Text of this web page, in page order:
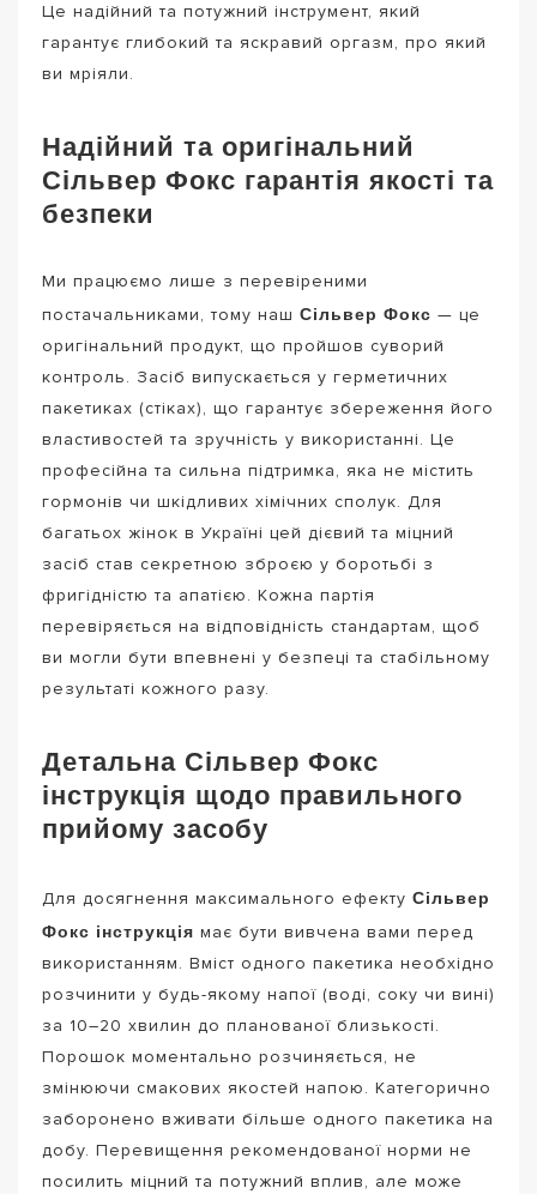
Це надійний та потужний інструмент, який
гарантує глибокий та яскравий оргазм, про який
ви мріяли.
Надійний та оригінальний
Сільвер Фокс гарантія якості та
безпеки
Ми працюємо лише з перевіреними
постачальниками, тому наш Сільвер Фокс — це
оригінальний продукт, що пройшов суворий
контроль. Засіб випускається у герметичних
пакетиках (стіках), що гарантує збереження його
властивостей та зручність у використанні. Це
професійна та сильна підтримка, яка не містить
гормонів чи шкідливих хімічних сполук. Для
багатьох жінок в Україні цей дієвий та міцний
засіб став секретною зброєю у боротьбі з
фригідністю та апатією. Кожна партія
перевіряється на відповідність стандартам, щоб
ви могли бути впевнені у безпеці та стабільному
результаті кожного разу.
Детальна Сільвер Фокс
інструкція щодо правильного
прийому засобу
Для досягнення максимального ефекту Сільвер
Фокс інструкція має бути вивчена вами перед
використанням. Вміст одного пакетика необхідно
розчинити у будь-якому напої (воді, соку чи вині)
за 10–20 хвилин до планованої близькості.
Порошок моментально розчиняється, не
змінюючи смакових якостей напою. Категорично
заборонено вживати більше одного пакетика на
добу. Перевищення рекомендованої норми не
посилить міцний та потужний вплив, але може